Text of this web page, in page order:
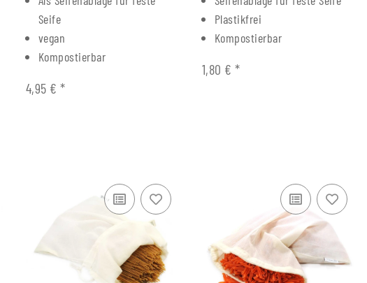
Seife
vegan
Kompostierbar
4,95 €*
Plastikfrei
Kompostierbar
1,80 €*